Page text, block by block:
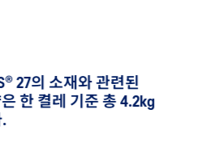
27의 소재와 관련된
한 켤레 기준 총 4.2kg
.